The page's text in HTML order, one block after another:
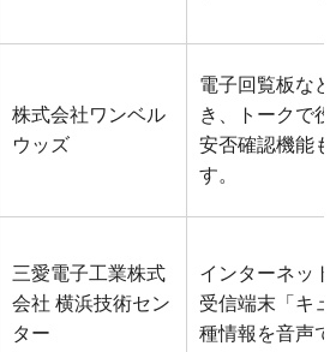
株式会社ワンベル
ウッズ
電子回覧板な
き、トークで
安否確認機能
す。
三愛電子工業株式
会社 横浜技術セン
ター
インターネッ
受信端末「キ
種情報を音声